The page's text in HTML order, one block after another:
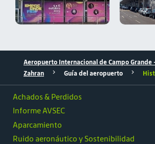
Aeropuerto Internacional de Campo Grande
Zahran
Guía del aeropuerto
Achados & Perdidos
Informe AVSEC
Aparcamiento
Ruido aeronáutico y Sostenibilidad